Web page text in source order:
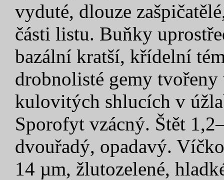
vyduté, dlouze
části listu. Buňky
bazální kratší, křídelní
drobnolisté gemy
kulovitých shlucích v
Sporofyt vzácný. Štět
dvouřadý, opadavý.
14 µm, žlutozelené,